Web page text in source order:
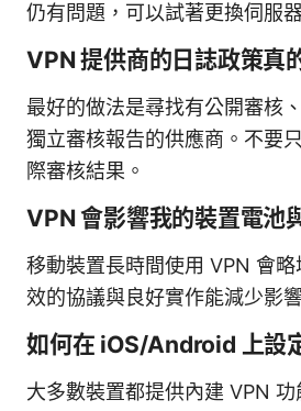
仍有問題，可以試著更換伺服
VPN 提供商的日誌政策真
最好的做法是尋找有公開審核
獨立審核報告的供應商。不要
際審核結果。
VPN 會影響我的裝置電池
移動裝置長時間使用 VPN 會
效的協議與良好實作能減少影
如何在 iOS/Android 上設
大多數裝置都提供內建 VPN